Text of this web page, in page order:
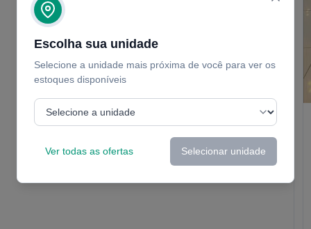
Escolha sua unidade
Selecione a unidade mais próxima de você para ver os
estoques disponíveis
Ver todas as ofertas Selecionar unidade